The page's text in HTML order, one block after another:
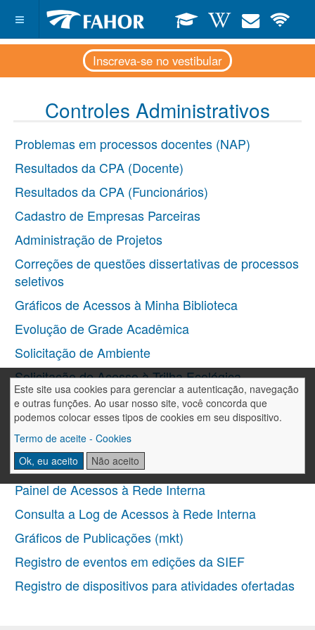
Este site usa cookies para gerenciar a autenticação, navegação
e outras funções. Ao usar nosso site, você concorda que
podemos colocar esses tipos de cookies em seu dispositivo.
Termo de aceite - Cookies
Ok, eu aceito
Não aceito
Inscreva-se no vestibular
Controles Administrativos
Problemas em processos docentes (NAP)
Resultados da CPA (Docente)
Resultados da CPA (Funcionários)
Cadastro de Empresas Parceiras
Administração de Projetos
Correções de questões dissertativas de processos
seletivos
Gráficos de Acessos à Minha Biblioteca
Evolução de Grade Acadêmica
Solicitação de Ambiente
Solicitação de Acesso à Trilha Ecológica
Gamificação
Envio de Avisos e Recados
Troca de Senhas de Acesso
(Internet/Laboratórios)
Painel de Acessos à Rede Interna
Consulta a Log de Acessos à Rede Interna
Gráficos de Publicações (mkt)
Registro de eventos em edições da SIEF
Registro de dispositivos para atividades ofertadas